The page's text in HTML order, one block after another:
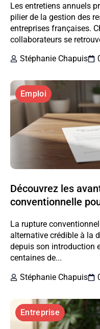
Les entretiens annuels
pilier de la gestion des
entreprises françaises.
collaborateurs se
Stéphanie Chapuis
Emploi
Découvrez les
conventionnelle
La rupture
alternative crédible à la
depuis son introduction
centaines de...
Stéphanie Chapuis
Entreprise